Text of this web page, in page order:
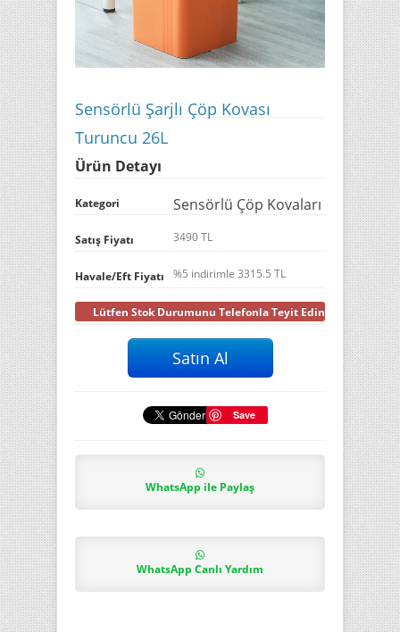
Sensörlü Şarjlı Çöp Kovası
Turuncu 26L
Ürün Detayı
Kategori Sensörlü Çöp Kovaları
Satış Fiyatı 3490 TL
Havale/Eft Fiyatı %5 indirimle 3315.5 TL
Lütfen Stok Durumunu Telefonla Teyit Ediniz
Save
WhatsApp ile Paylaş
WhatsApp Canlı Yardım